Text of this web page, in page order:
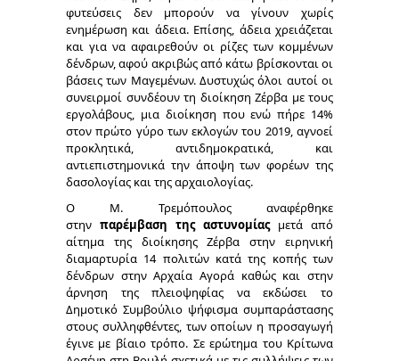
φυτεύσεις δεν μπορούν να γίνουν χωρίς
ενημέρωση και άδεια. Επίσης, άδεια χρειάζεται
και για να αφαιρεθούν οι ρίζες των κομμένων
δένδρων, αφού ακριβώς από κάτω βρίσκονται οι
βάσεις των Μαγεμένων. Δυστυχώς όλοι αυτοί οι
συνειρμοί συνδέουν τη διοίκηση Ζέρβα με τους
εργολάβους, μια διοίκηση που ενώ πήρε 14%
στον πρώτο γύρο των εκλογών του 2019, αγνοεί
προκλητικά, αντιδημοκρατικά, και
αντιεπιστημονικά την άποψη των φορέων της
δασολογίας και της αρχαιολογίας.
Ο Μ. Τρεμόπουλος αναφέρθηκε
στην παρέμβαση της αστυνομίαςμετά από
αίτημα της διοίκησης Ζέρβα στην ειρηνική
διαμαρτυρία 14 πολιτών κατά της κοπής των
δένδρων στην Αρχαία Αγορά καθώς και στην
άρνηση της πλειοψηφίας να εκδώσει το
Δημοτικό Συμβούλιο ψήφισμα συμπαράστασης
στους συλληφθέντες, των οποίων η προσαγωγή
έγινε με βίαιο τρόπο. Σε ερώτημα του Κρίτωνα